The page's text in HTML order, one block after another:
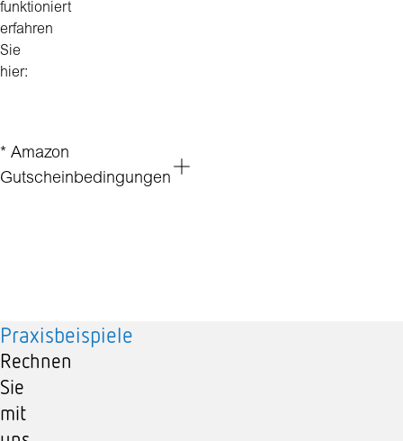
funktioniert
erfahren
Sie
hier:
* Amazon
Gutscheinbedingungen
Praxisbeispiele
Rechnen
Sie
mit